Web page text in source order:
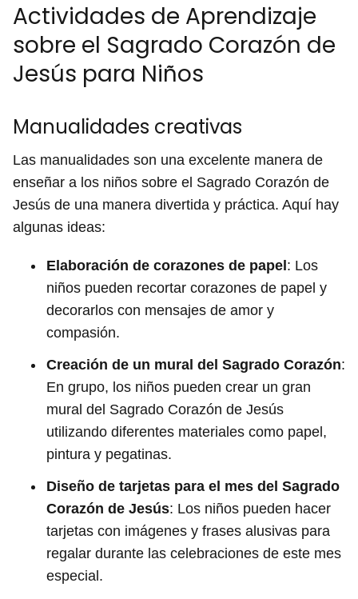
Actividades de Aprendizaje
sobre el Sagrado Corazón de
Jesús para Niños
Manualidades creativas
Las manualidades son una excelente manera de
enseñar a los niños sobre el Sagrado Corazón de
Jesús de una manera divertida y práctica. Aquí hay
algunas ideas:
Elaboración de corazones de papel : Los
niños pueden recortar corazones de papel y
decorarlos con mensajes de amor y
compasión.
Creación de un mural del Sagrado Corazón:
En grupo, los niños pueden crear un gran
mural del Sagrado Corazón de Jesús
utilizando diferentes materiales como papel,
pintura y pegatinas.
Diseño de tarjetas para el mes del Sagrado
Corazón de Jesús: Los niños pueden hacer
tarjetas con imágenes y frases alusivas para
regalar durante las celebraciones de este mes
especial.